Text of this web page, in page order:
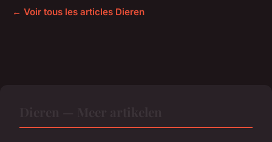
← Voir tous les articles Dieren